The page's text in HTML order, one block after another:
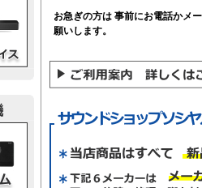
お急ぎの方は 事前にお電話かメ
願いします。